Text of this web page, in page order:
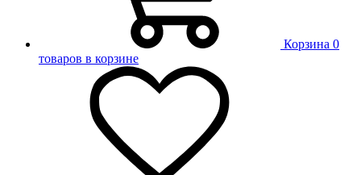
Корзина 0
товаров в корзине